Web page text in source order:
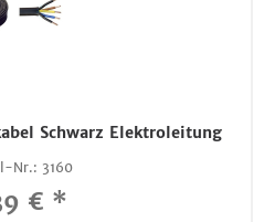
Schwarz Elektroleitung
Nr.: 3160
€ *